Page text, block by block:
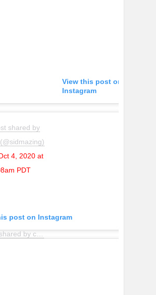
View this post on
Instagram
shared by
4, 2020 at
PDT
post on Instagram